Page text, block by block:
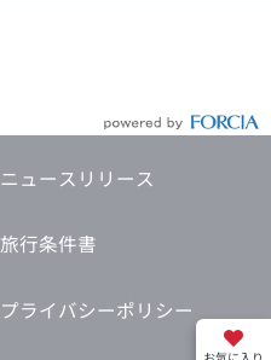
ニュースリリース
旅行条件書
プライバシーポリシー